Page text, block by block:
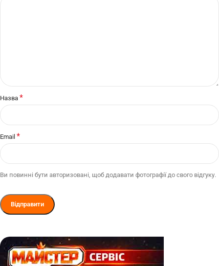
Назва *
Email *
Ви повинні бути авторизовані, щоб додавати фотографії до свого відгуку.